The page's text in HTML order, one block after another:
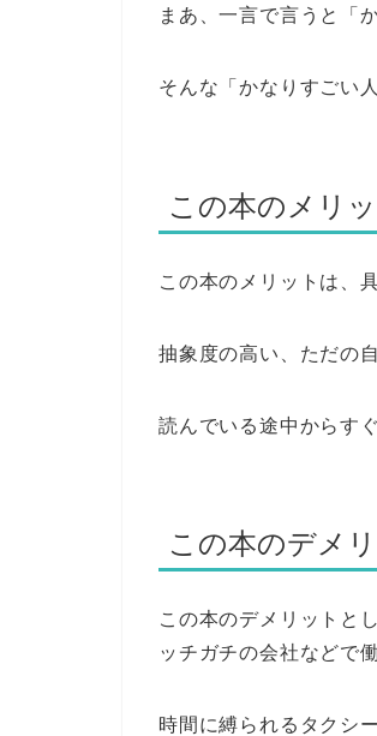
まあ、一言で言うと「
そんな「かなりすごい
この本のメリッ
この本のメリットは、
抽象度の高い、ただの
読んでいる途中からす
この本のデメ
この本のデメリットと
ッチガチの会社などで
時間に縛られるタクシ